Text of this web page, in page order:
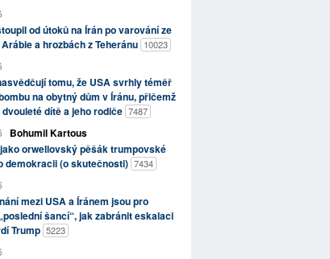
od útoků na Írán po varování ze
a hrozbách z Teheránu 10023
tomu, že USA svrhly téměř
na obytný dům v Íránu, přičemž
dítě a jeho rodiče 7487
Bohumil Kartous
orwellovský pěšák trumpovské
demokracii (o skutečnosti) 7434
mezi USA a Íránem jsou pro
šancí“, jak zabránit eskalaci
Trump 5223